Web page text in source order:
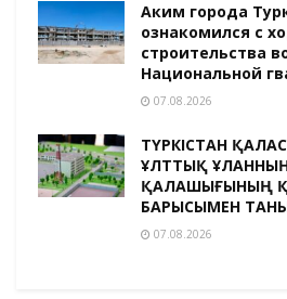
Аким города
ознакомился с
строительства
Национальной
07.08.2026
ТҮРКІСТАН
ҰЛТТЫҚ
ҚАЛАШЫҒЫНЫҢ
БАРЫСЫМЕН
07.08.2026